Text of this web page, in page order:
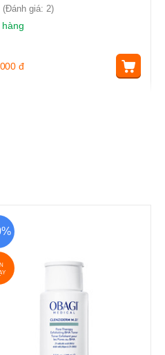
(Đánh giá: 2)
đ